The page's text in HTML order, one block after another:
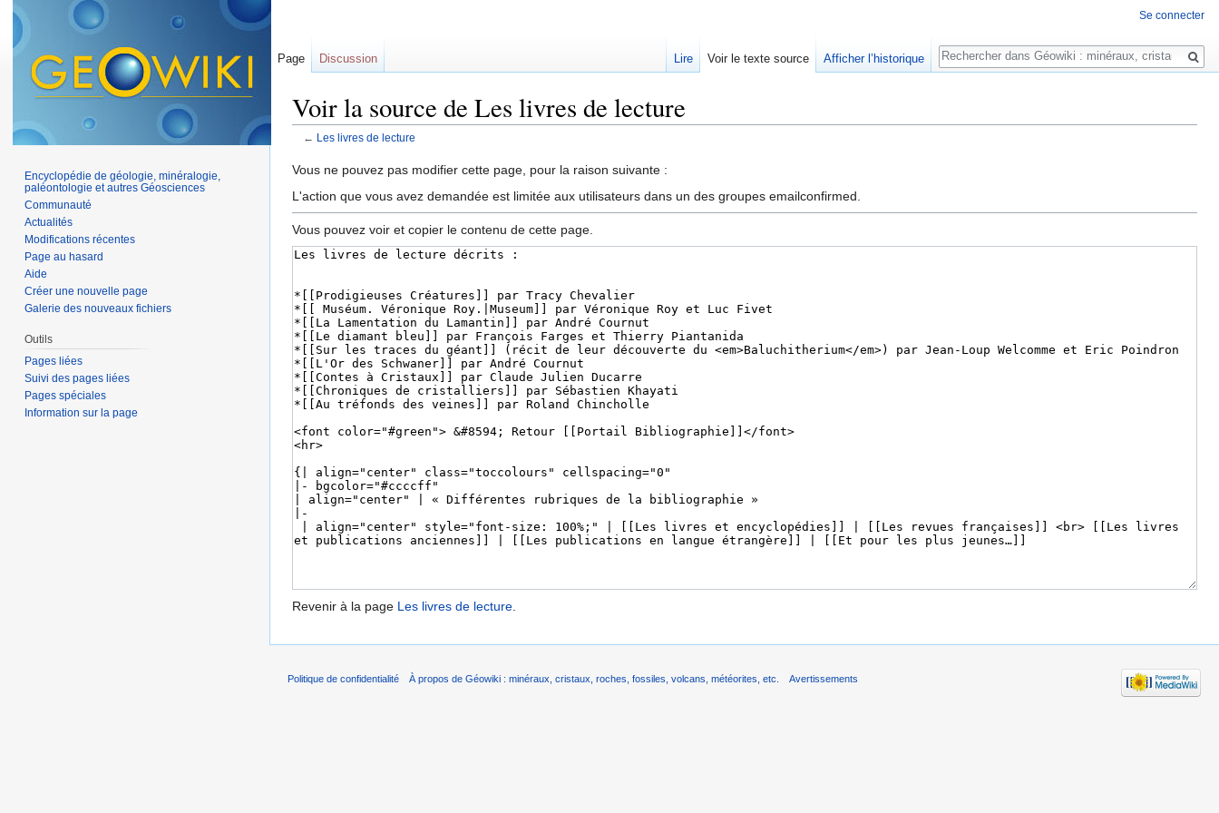
Voir la source de Les livres de lecture
← Les livres de lecture
Vous ne pouvez pas modifier cette page, pour la raison suivante :
L'action que vous avez demandée est limitée aux utilisateurs dans un des groupes emailconfirmed.
Vous pouvez voir et copier le contenu de cette page.
Revenir à la page Les livres de lecture.
Se connecter
Page Discussion Lire Voir le texte source Afficher l’historique
Rechercher
Encyclopédie de géologie, minéralogie,
paléontologie et autres Géosciences
Communauté
Actualités
Modifications récentes
Page au hasard
Aide
Créer une nouvelle page
Galerie des nouveaux fichiers
Outils
Pages liées
Suivi des pages liées
Pages spéciales
Information sur la page
Politique de confidentialité À propos de Géowiki : minéraux, cristaux, roches, fossiles, volcans, météorites, etc. Avertissements